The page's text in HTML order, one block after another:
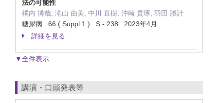
法の可能性
橘内 博哉, 滝山 由美, 中川 直樹, 沖崎 貴琢, 羽田 勝計
糖尿病 66 ( Suppl.1 ) S - 238 2023年4月
詳細を見る
▼全件表示
講演・口頭発表等